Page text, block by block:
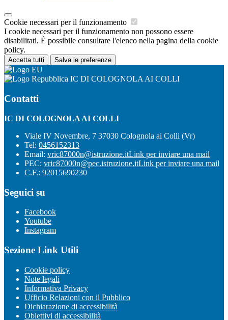
Cookie necessari per il funzionamento
I cookie necessari per il funzionamento non possono essere
disabilitati. È possibile consultare l'elenco nella pagina della cookie
policy.
Accetta tutti Salva le preferenze
IC DI COLOGNOLA AI COLLI
Contatti
IC DI COLOGNOLA AI COLLI
Viale IV Novembre, 7 37030 Colognola ai Colli (Vr)
Tel: 0456152313
Email: vric87000n@istruzione.itLink per inviare una mail
PEC: vric87000n@pec.istruzione.itLink per inviare una mail
C.F.: 92015690230
Seguici su
Facebook
Youtube
Instagram
Sezione Link Utili
Cookie policy
Note legali
Informativa Privacy
Ufficio Relazioni con il Pubblico
Dichiarazione di accessibilità
Obiettivi di accessibilità